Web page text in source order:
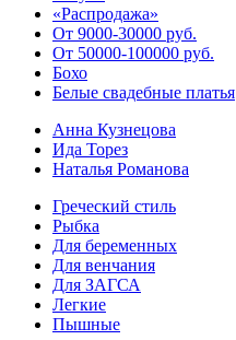
«Распродажа»
От 9000-30000 руб.
От 50000-100000 руб.
Бохо
Белые свадебные платья
Анна Кузнецова
Ида Торез
Наталья Романова
Греческий стиль
Рыбка
Для беременных
Для венчания
Для ЗАГСА
Легкие
Пышные